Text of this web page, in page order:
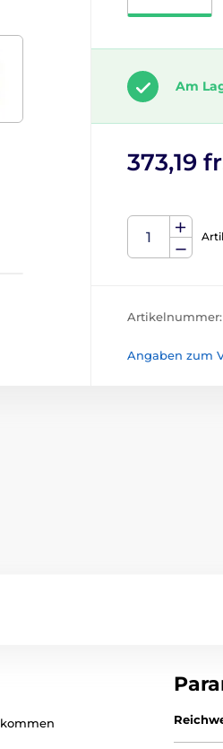
Am
373,19
Artikelnummer:
Angaben zum